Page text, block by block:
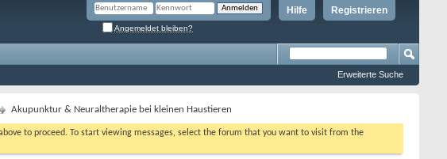
Registrieren
Hilfe
Angemeldet bleiben?
Erweiterte Suche
Akupunktur & Neuraltherapie bei kleinen Haustieren
to proceed. To start viewing messages, select the forum that you want to visit from the